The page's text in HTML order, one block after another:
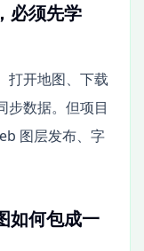
必须先学
打开地图、下载
步数据。但项目
图层发布、字
如何包成一